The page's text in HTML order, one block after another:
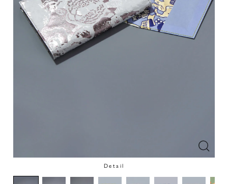
Detail